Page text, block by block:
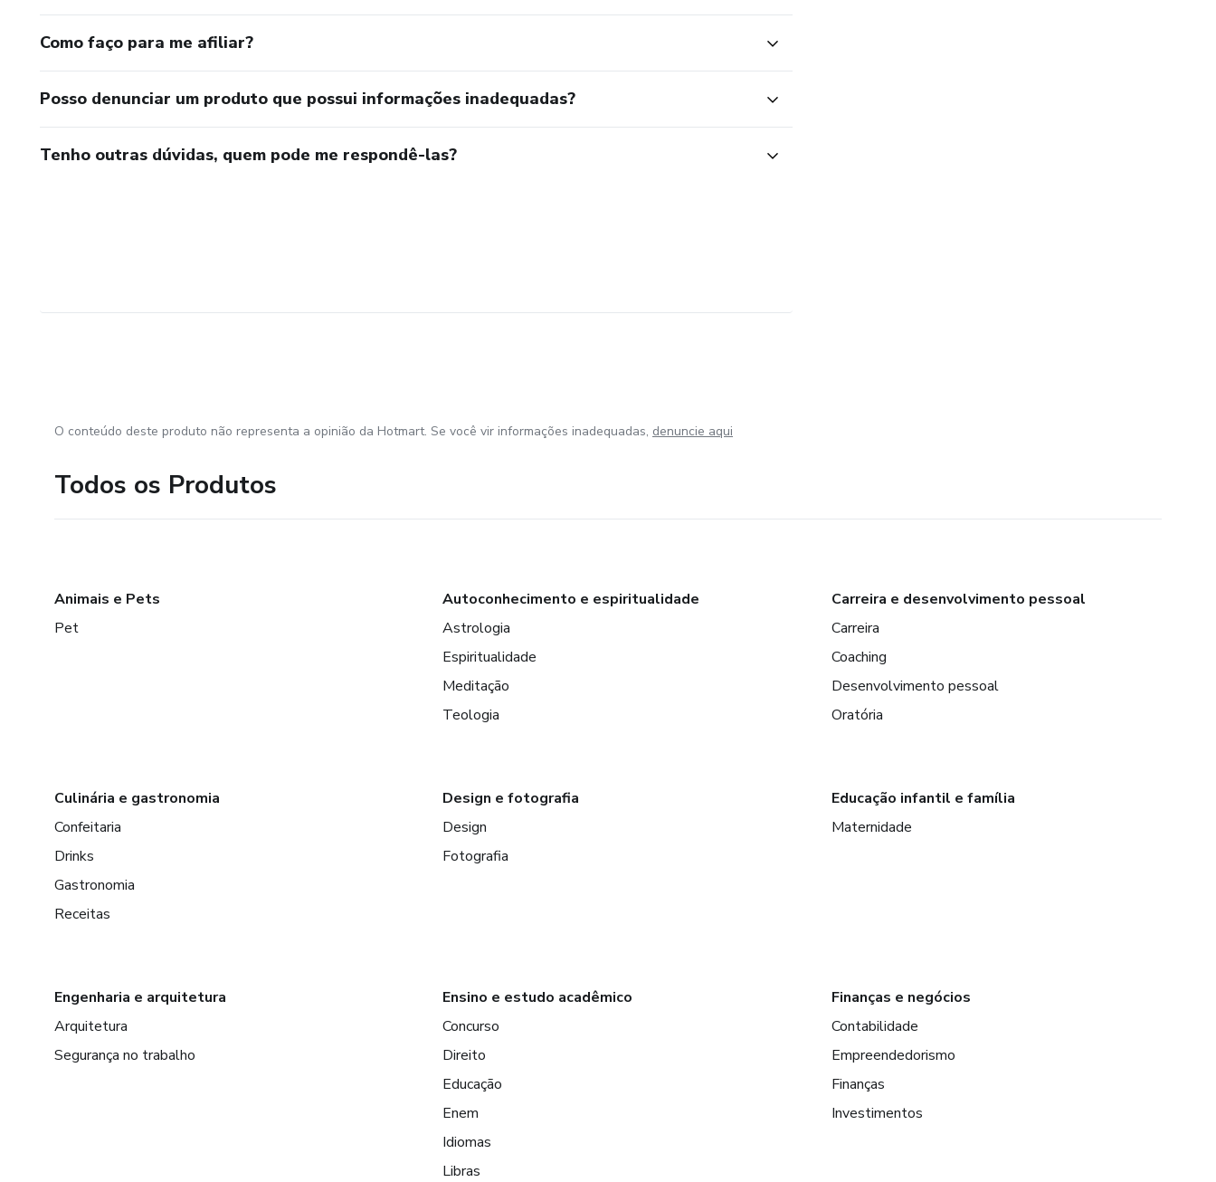
Como faço para me afiliar?
Posso denunciar um produto que possui informações inadequadas?
Tenho outras dúvidas, quem pode me respondê-las?
O conteúdo deste produto não representa a opinião da Hotmart. Se você vir informações inadequadas, denuncie aqui
Todos os Produtos
Animais e Pets
Pet
Autoconhecimento e espiritualidade
Astrologia
Espiritualidade
Meditação
Teologia
Carreira e desenvolvimento pessoal
Carreira
Coaching
Desenvolvimento pessoal
Oratória
Culinária e gastronomia
Confeitaria
Drinks
Gastronomia
Receitas
Design e fotografia
Design
Fotografia
Educação infantil e família
Maternidade
Engenharia e arquitetura
Arquitetura
Segurança no trabalho
Ensino e estudo acadêmico
Concurso
Direito
Educação
Enem
Idiomas
Libras
Finanças e negócios
Contabilidade
Empreendedorismo
Finanças
Investimentos